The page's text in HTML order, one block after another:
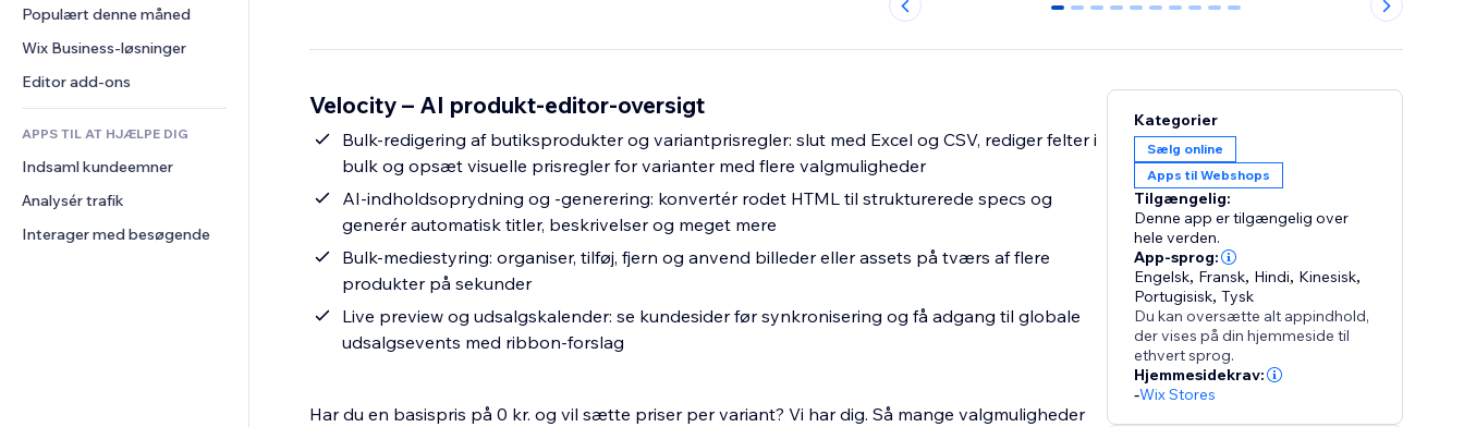
Fildeling
Nyheder
Knapper og menuer
Bannere og badges
Lommeregnere
Søg
Vejr
Diagrammer og tabeller
Kommentarer
Telefon
Fællesskab
Anmeldelser og anbefalinger
CRM
Populært denne måned
Wix Business-løsninger
Editor add-ons
APPS TIL AT HJÆLPE DIG
Indsaml kundeemner
Analysér trafik
Interager med besøgende
0 1 2 3 4 5 6 7 8 9
Velocity – AI produkt-editor-oversigt
Bulk-redigering af butiksprodukter og variantprisregler: slut med Excel og CSV, rediger felter i
bulk og opsæt visuelle prisregler for varianter med flere valgmuligheder
AI-indholdsoprydning og -generering: konvertér rodet HTML til strukturerede specs og
generér automatisk titler, beskrivelser og meget mere
Bulk-mediestyring: organiser, tilføj, fjern og anvend billeder eller assets på tværs af flere
produkter på sekunder
Live preview og udsalgskalender: se kundesider før synkronisering og få adgang til globale
udsalgsevents med ribbon-forslag
Har du en basispris på 0 kr. og vil sætte priser per variant? Vi har dig. Så mange valgmuligheder
Kategorier
Sælg online
Apps til Webshops
Tilgængelig:
Denne app er tilgængelig over
hele verden.
App-sprog:
Engelsk, Fransk, Hindi, Kinesisk,
Portugisisk,Tysk
Du kan oversætte alt appindhold,
der vises på din hjemmeside til
ethvert sprog.
Hjemmesidekrav:
-Wix Stores